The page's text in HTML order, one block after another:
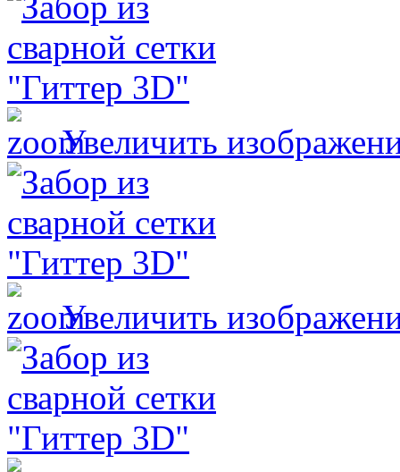
Увеличить
Увеличить